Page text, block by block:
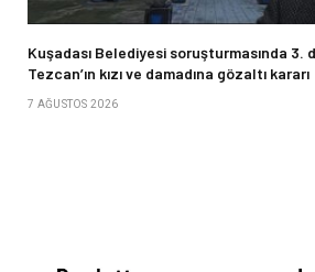
Kuşadası Belediyesi soruşturmasında 3.
Tezcan’ın kızı ve damadına gözaltı kararı
7 AĞUSTOS 2026